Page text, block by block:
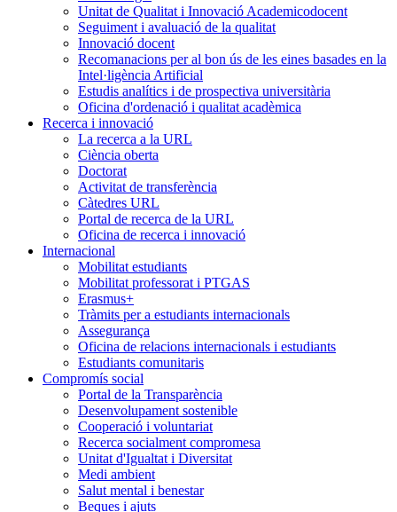
Unitat de Qualitat i Innovació Academicodocent
Seguiment i avaluació de la qualitat
Innovació docent
Recomanacions per al bon ús de les eines basades en la
Intel·ligència Artificial
Estudis analítics i de prospectiva universitària
Oficina d'ordenació i qualitat acadèmica
Recerca i innovació
La recerca a la URL
Ciència oberta
Doctorat
Activitat de transferència
Càtedres URL
Portal de recerca de la URL
Oficina de recerca i innovació
Internacional
Mobilitat estudiants
Mobilitat professorat i PTGAS
Erasmus+
Tràmits per a estudiants internacionals
Assegurança
Oficina de relacions internacionals i estudiants
Estudiants comunitaris
Compromís social
Portal de la Transparència
Desenvolupament sostenible
Cooperació i voluntariat
Recerca socialment compromesa
Unitat d'Igualtat i Diversitat
Medi ambient
Salut mental i benestar
Beques i ajuts